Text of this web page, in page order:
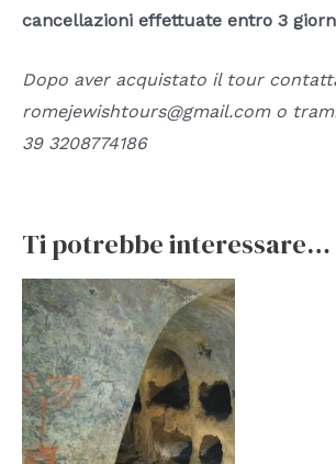
cancellazioni effettuate entro 3
Dopo aver acquistato il tour
romejewishtours@gmail.com o
39 3208774186
Ti potrebbe interessare…